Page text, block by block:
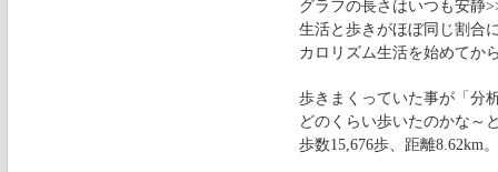
グラフの長さはいつも安静
生活と歩きがほぼ同じ割合
カロリズム生活を始めてか
歩きまくっていた事が「分
どのくらい歩いたのかな～
歩数15,676歩、距離8.62km。